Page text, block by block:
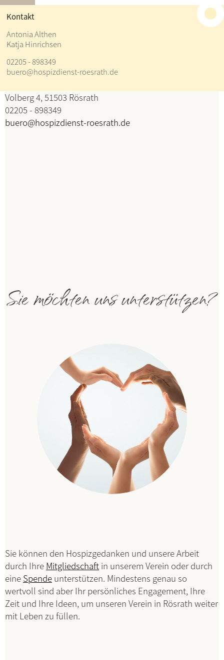
Kontakt
Antonia Althen
Katja Hinrichsen
02205 - 898349
buero@hospizdienst-roesrath.de
Kontakt
Antonia Althen
Katja Hinrichsen
Volberg 4, 51503 Rösrath
02205 - 898349
buero@hospizdienst-roesrath.de
Sie möchten uns unterstützen?
Sie können den Hospizgedanken und unsere Arbeit
durch Ihre Mitgliedschaft in unserem Verein oder durch
eine Spende unterstützen. Mindestens genau so
wertvoll sind aber Ihr persönliches Engagement, Ihre
Zeit und Ihre Ideen, um unseren Verein in Rösrath weiter
mit Leben zu füllen.
≡